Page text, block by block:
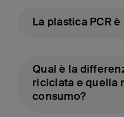
La plastica PCR
Qual è la
riciclata e quella
consumo?